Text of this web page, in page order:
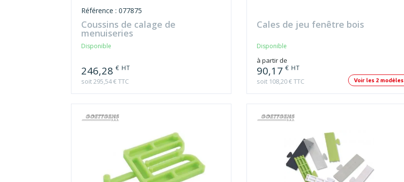
Référence : 077875
Coussins de calage de
menuiseries
Disponible
246,28 € HT
soit 295,54 € TTC
Cales de jeu fenêtre bois
Disponible
à partir de
90,17 € HT
soit 108,20 € TTC Voir les 2 modèles